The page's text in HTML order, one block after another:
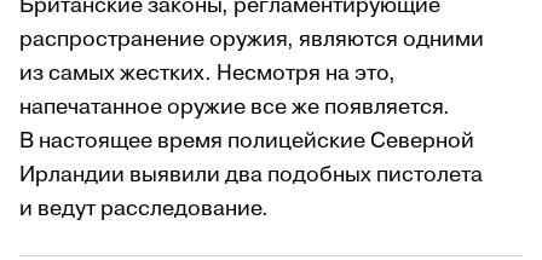
распространение оружия, являются одними
из самых жестких. Несмотря на это,
напечатанное оружие все же появляется.
В настоящее время полицейские Северной
Ирландии выявили два подобных пистолета
и ведут расследование.